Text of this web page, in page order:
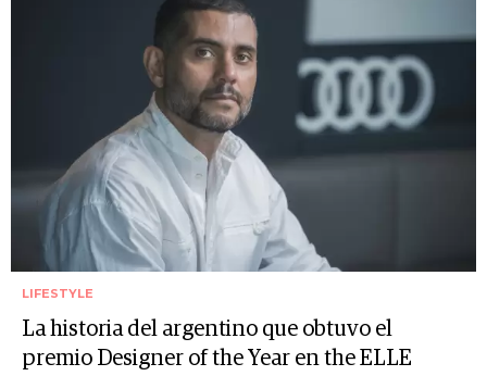
LIFESTYLE
La historia del argentino que obtuvo el
premio Designer of the Year en the ELLE